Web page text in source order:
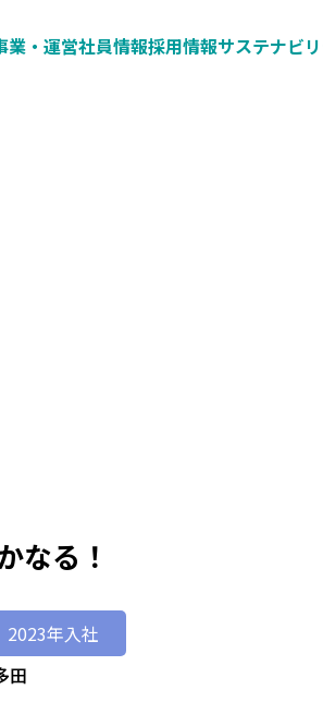
業・運営社員情報採用情報サステナビ
なる！
年入社